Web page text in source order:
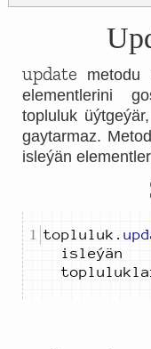
update metodu
elementlerini
topluluk
gaytarmaz.
isleýän
topluluk .
isleýän